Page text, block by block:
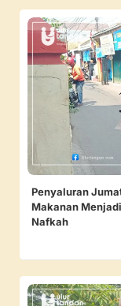
Penyaluran
Makanan
Nafkah